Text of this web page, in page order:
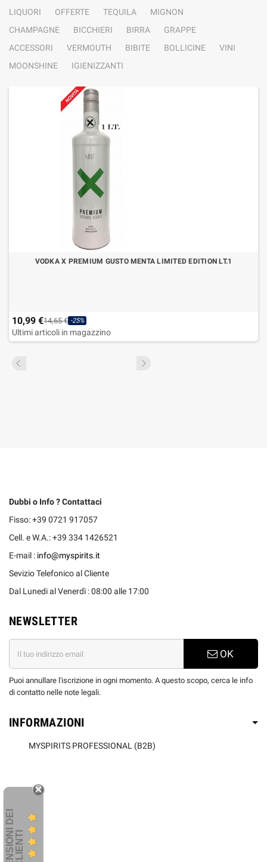
LIQUORI
OFFERTE TEQUILA
MIGNON
CHAMPAGNE
BICCHIERI BIRRA
GRAPPE
ACCESSORI
VERMOUTH BIBITE BOLLICINE
VINI
MOONSHINE
IGIENIZZANTI
VODKA X PREMIUM GUSTO MENTA LIMITED EDITION LT.1
10,99 €14,65 € -25%
Ultimi articoli in magazzino
Dubbi o Info ? Contattaci
Fisso: +39 0721 917057
Cell. e W.A.: +39 334 1426521
E-mail : info@myspirits.it
Sevizio Telefonico al Cliente
Dal Lunedi al Venerdì : 08:00 alle 17:00
NEWSLETTER
OK
Puoi annullare l'iscrizione in ogni momento. A questo scopo, cerca le info
di contatto nelle note legali.
INFORMAZIONI
MYSPIRITS PROFESSIONAL (B2B)
N
I